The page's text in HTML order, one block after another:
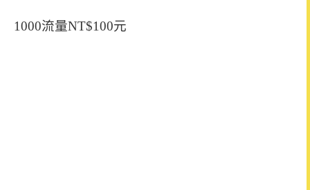
1000流量NT$100元